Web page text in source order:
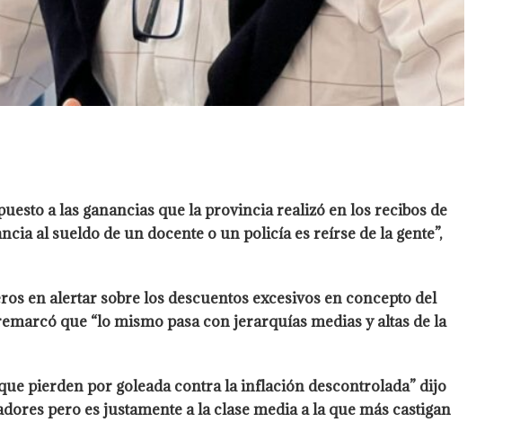
a las ganancias que la provincia realizó en los recibos de
al sueldo de un docente o un policía es reírse de la gente”,
en alertar sobre los descuentos excesivos en concepto del
que “lo mismo pasa con jerarquías medias y altas de la
pierden por goleada contra la inflación descontrolada” dijo
pero es justamente a la clase media a la que más castigan